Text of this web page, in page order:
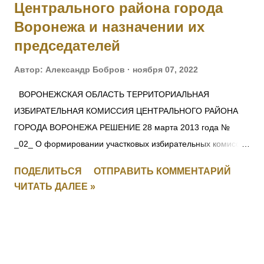
пор, пока...
Центрального района города
Воронежа и назначении их
председателей
Автор: Александр Бобров ноября 07, 2022
ВОРОНЕЖСКАЯ ОБЛАСТЬ ТЕРРИТОРИАЛЬНАЯ
ИЗБИРАТЕЛЬНАЯ КОМИССИЯ ЦЕНТРАЛЬНОГО РАЙОНА
ГОРОДА ВОРОНЕЖА РЕШЕНИЕ 28 марта 2013 года №
_02_ О формировании участковых избирательных комиссий
района города Воронежа и назначении их председателей
Рассмотрев предложения по кандидатурам для назначения
ПОДЕЛИТЬСЯ
ОТПРАВИТЬ КОММЕНТАРИЙ
ЧИТАТЬ ДАЛЕЕ »